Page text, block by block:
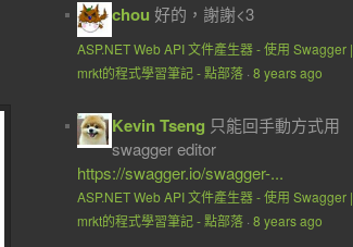
chou 好的，謝謝<3
ASP.NET Web API 文件產生器 - 使用 Swagger |
mrkt的程式學習筆記 - 點部落 · 8 years ago
Kevin Tseng 只能回手動方式用
swagger editor
https://swagger.io/swagger-...
ASP.NET Web API 文件產生器 - 使用 Swagger |
mrkt的程式學習筆記 - 點部落 · 8 years ago